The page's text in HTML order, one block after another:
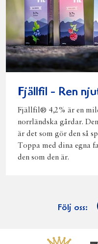
Fjällfil - Ren
Fjällfil® 4,2% är en
norrländska gårdar.
är det som gör den så
Toppa med dina egna
den som den är.
Följ oss: